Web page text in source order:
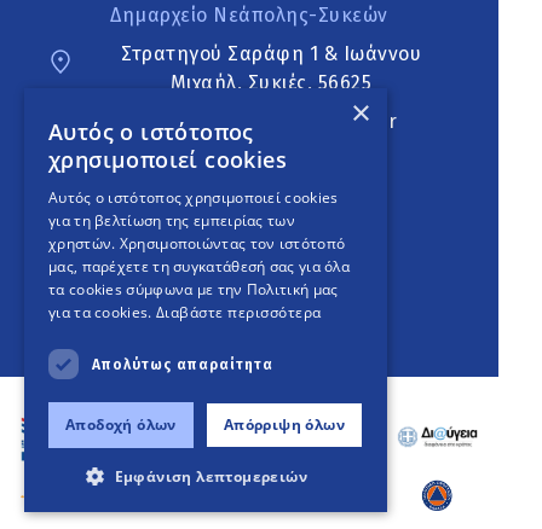
Δημαρχείο Νεάπολης-Συκεών
Στρατηγού Σαράφη 1 & Ιωάννου
Μιχαήλ, Συκιές, 56625
neapoli.sykies@ddt.gov.gr
Ακολουθήστε
English Version
An project
×
Αυτός ο ιστότοπος
χρησιμοποιεί cookies
Αυτός ο ιστότοπος χρησιμοποιεί cookies
για τη βελτίωση της εμπειρίας των
χρηστών. Χρησιμοποιώντας τον ιστότοπό
μας, παρέχετε τη συγκατάθεσή σας για όλα
τα cookies σύμφωνα με την Πολιτική μας
για τα cookies. Διαβάστε περισσότερα
Απολύτως απαραίτητα
Αποδοχή όλων Απόρριψη όλων
Εμφάνιση λεπτομερειών